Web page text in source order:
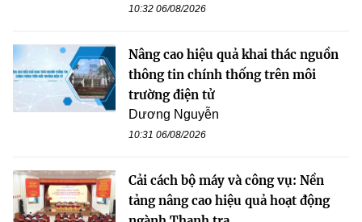
10:32 06/08/2026
Nâng cao hiệu quả khai thác nguồn
thông tin chính thống trên môi
trường điện tử
Dương Nguyễn
10:31 06/08/2026
Cải cách bộ máy và công vụ: Nền
tảng nâng cao hiệu quả hoạt động